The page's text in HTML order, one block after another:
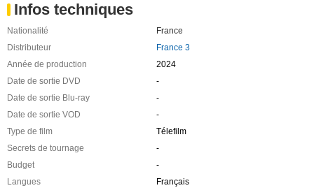
Infos techniques
Nationalité
France
Distributeur
France 3
Année de production
2024
Date de sortie DVD
-
Date de sortie Blu-ray
-
Date de sortie VOD
-
Type de film
Télefilm
Secrets de tournage
-
Budget
-
Langues
Français